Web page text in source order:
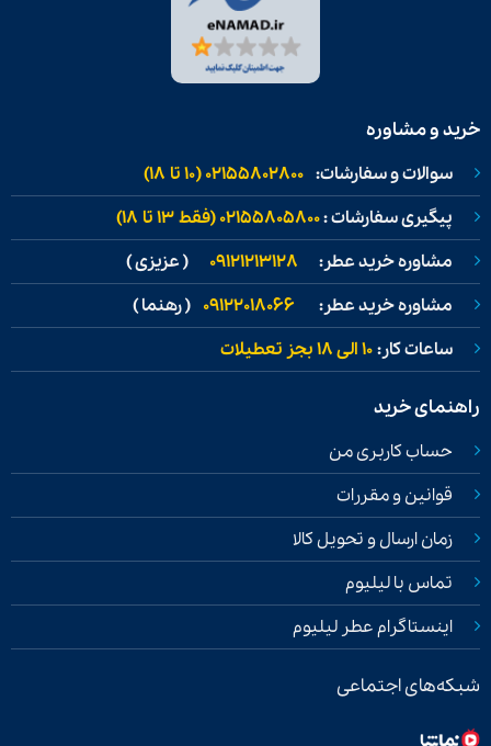
خرید و مشاوره
سوالات و سفارشات: 02155802800 (۱۰ تا ۱۸)
پیگیری سفارشات :02155805800 (فقط ۱۳ تا ۱۸)
مشاوره خرید عطر: 09121213128 ( عزیزی )
مشاوره خرید عطر: 09122018066 ( رهنما )
ساعات کار:۱۰ الی ۱۸ بجز تعطیلات
راهنمای خرید
حساب کاربری من
قوانین و مقررات
زمان ارسال و تحویل کالا
تماس با لیلیوم
اینستاگرام عطر لیلیوم
شبکه‌های اجتماعی